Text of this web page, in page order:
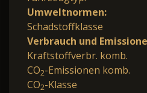
Umweltnormen:
Schadstoffklasse
Verbrauch und
Kraftstoffverbr. komb.
CO2-Emissionen komb.
CO2-Klasse